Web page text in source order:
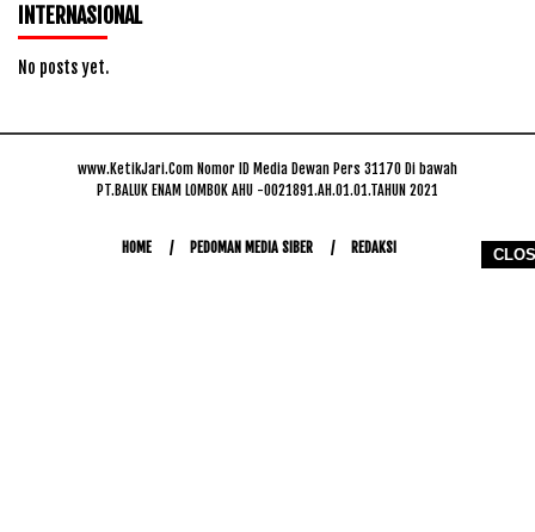
INTERNASIONAL
No posts yet.
www.KetikJari.Com Nomor ID Media Dewan Pers 31170 Di bawah
PT.BALUK ENAM LOMBOK AHU -0021891.AH.01.01.TAHUN 2021
HOME PEDOMAN MEDIA SIBER REDAKSI